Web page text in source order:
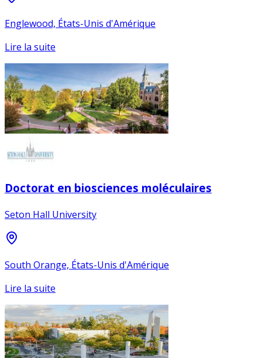
Englewood, États-Unis d'Amérique
Lire la suite
Doctorat en biosciences moléculaires
Seton Hall University
South Orange, États-Unis d'Amérique
Lire la suite